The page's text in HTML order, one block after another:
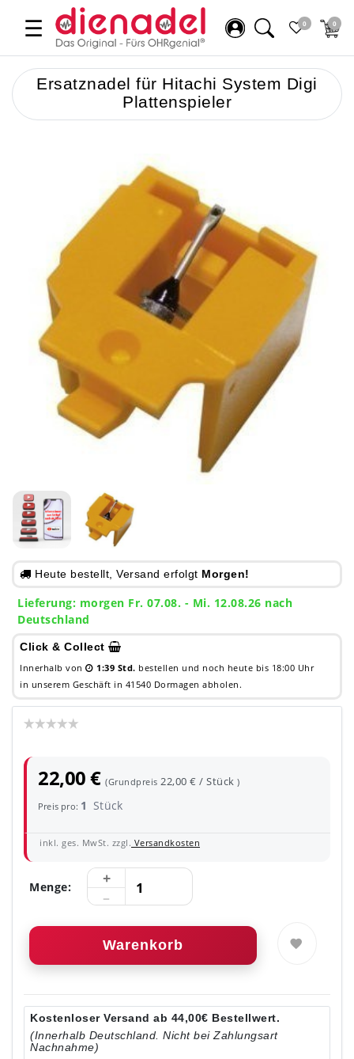
☰ 0 0
Ersatznadel für Hitachi System Digi
Plattenspieler
Heute bestellt, Versand erfolgt Morgen!
Lieferung: morgen Fr. 07.08. - Mi. 12.08.26 nach
Deutschland
Click & Collect
Innerhalb von 1:39 Std. bestellen und noch heute bis 18:00 Uhr
in unserem Geschäft in 41540 Dormagen abholen.
22,00 €(Grundpreis22,00 € / Stück)
Preis pro: 1 Stück
inkl. ges. MwSt. zzgl. Versandkosten
Menge:
Warenkorb
Kostenloser Versand ab 44,00€ Bestellwert.
(Innerhalb Deutschland. Nicht bei Zahlungsart
Nachnahme)